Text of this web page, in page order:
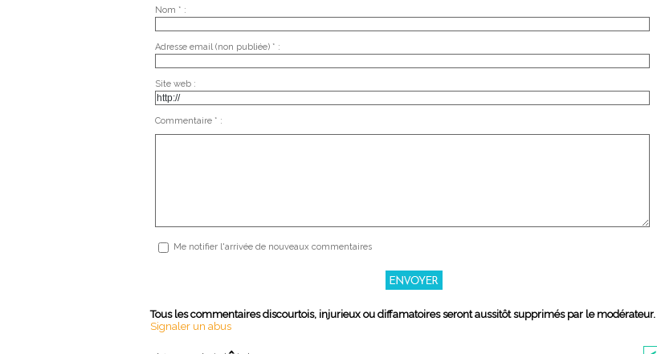
Nom * :
Adresse email (non publiée) * :
Site web :
Commentaire * :
Me notifier l'arrivée de nouveaux commentaires
Tous les commentaires discourtois, injurieux ou diffamatoires seront aussitôt supprimés par le modérateur.
Signaler un abus